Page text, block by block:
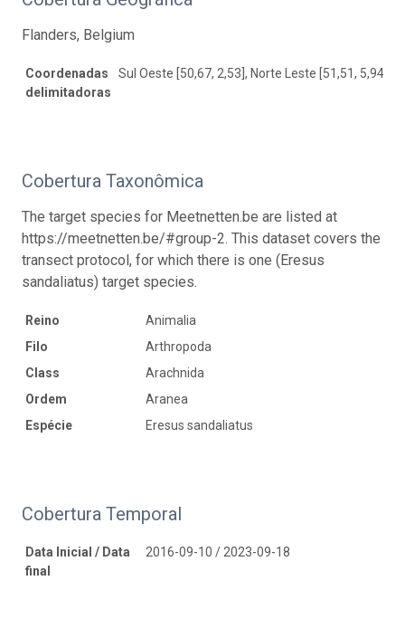
Flanders, Belgium
Coordenadas
delimitadoras
Sul Oeste [50,67, 2,53], Norte Leste [51,51, 5,94]
Cobertura Taxonômica
The target species for Meetnetten.be are listed at
https://meetnetten.be/#group-2. This dataset covers the
transect protocol, for which there is one (Eresus
sandaliatus) target species.
Reino
Animalia
Filo
Arthropoda
Class
Arachnida
Ordem
Aranea
Espécie
Eresus sandaliatus
Cobertura Temporal
Data Inicial / Data
final
2016-09-10 / 2023-09-18